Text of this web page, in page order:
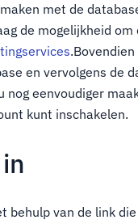
met de
de mogelijkheid om
en vervolgens de
eenvoudiger
kunt inschakelen.
behulp van de link